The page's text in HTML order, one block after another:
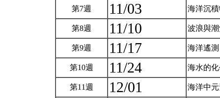
第7週 11/03 海洋沉
第8週 11/10 波浪與
第9週 11/17 海洋遙
第10週 11/24 海水的
第11週 12/01 海洋中